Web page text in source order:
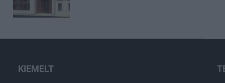
KIEMELT